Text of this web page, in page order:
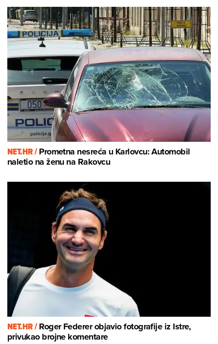
NET.HR /Prometna nesreća u Karlovcu: Automobil
naletio na ženu na Rakovcu
NET.HR /Roger Federer objavio fotografije iz Istre,
privukao brojne komentare